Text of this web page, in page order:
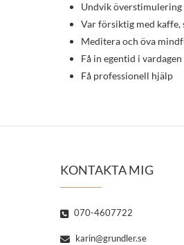
Undvik
Var försiktig med kaffe,
Meditera och öva
Få in egentid i vardagen
Få professionell hjälp
KONTAKTA MIG
070-4607722
karin@grundler.se